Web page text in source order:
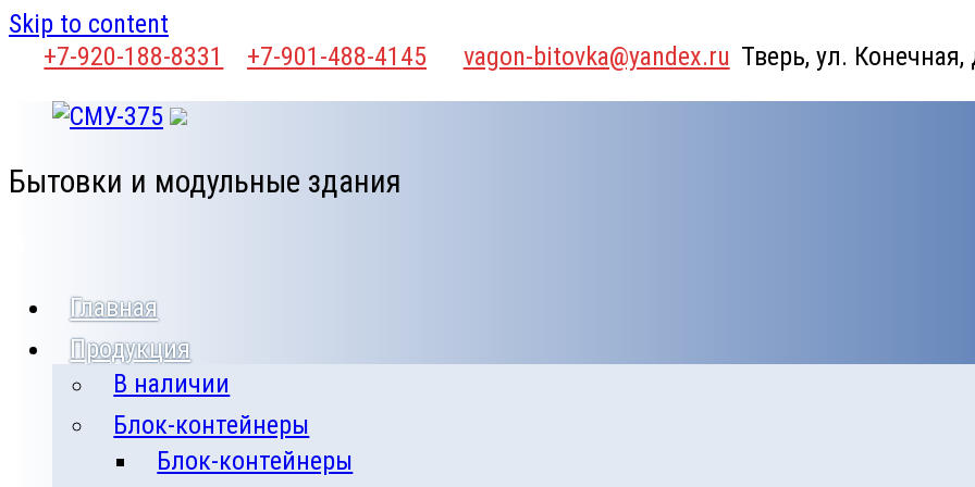
Skip to content
+7-920-188-8331
+7-901-488-4145 vagon-bitovka@yandex.ru Тверь, ул. Конечная,
Бытовки и модульные здания
Главная
Продукция
В наличии
Блок-контейнеры
Блок-контейнеры